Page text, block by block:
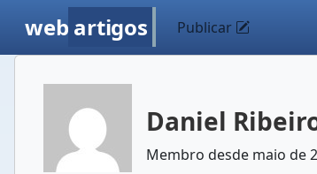
web artigos Publicar
Daniel
Membro desde maio de